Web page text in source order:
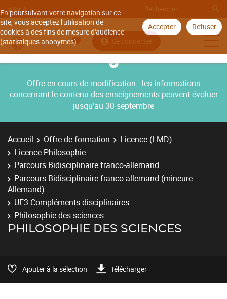
En poursuivant votre navigation sur ce
site, vous acceptez l'utilisation de
cookies à des fins de mesure d'audience
(statistiques anonymes).
Accepter Refuser
Aller à
Se connecter
Offre en cours de modification : les informations
concernant le contenu des enseignements peuvent évoluer
jusqu’au 30 septembre
Accueil Offre de formation
Licence (LMD)
Licence Philosophie
Parcours Bidisciplinaire franco-allemand
Parcours Bidisciplinaire franco-allemand (mineure
Allemand)
UE3 Compléments disciplinaires
Philosophie des sciences
PHILOSOPHIE DES SCIENCES
Ajouter à la sélection Télécharger